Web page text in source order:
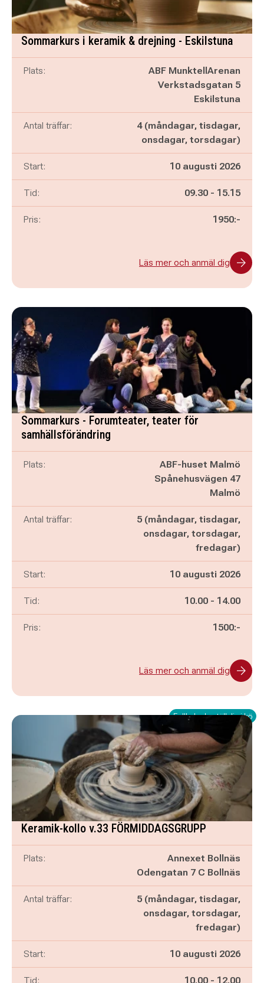
Sommarkurs i keramik & drejning - Eskilstuna
Plats:
ABF MunktellArenan
Verkstadsgatan 5
Eskilstuna
Antal träffar:
4 (måndagar, tisdagar,
onsdagar, torsdagar)
Start: 10 augusti 2026
Tid: Pågår mellan
09.30 - och
15.15
Pris: 1950:-
Läs mer och anmäl dig
Sommarkurs - Forumteater, teater för
samhällsförändring
Plats:
ABF-huset Malmö
Spånehusvägen 47
Malmö
Antal träffar:
5 (måndagar, tisdagar,
onsdagar, torsdagar,
fredagar)
Start: 10 augusti 2026
Tid: Pågår mellan
10.00 - och
14.00
Pris: 1500:-
Läs mer och anmäl dig
Fullbokad - ställ dig i kö
Keramik-kollo v.33 FÖRMIDDAGSGRUPP
Plats:
Annexet Bollnäs
Odengatan 7 C Bollnäs
Antal träffar:
5 (måndagar, tisdagar,
onsdagar, torsdagar,
fredagar)
Start: 10 augusti 2026
Tid: Pågår mellan
10.00 - och
12.00